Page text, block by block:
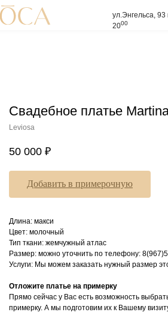
ул.Энгельса, 93
2000
Свадебное платье
Leviosa
50 000 ₽
Добавить в примерочную
Длина: макси
Цвет: молочный
Тип ткани: жемчужный атлас
Размер: можно уточнить по телефону:
Услуги: Мы можем заказать нужный размер
Отложите платье на примерку
Прямо сейчас у Вас есть возможность
примерку. А мы подготовим их к Вашему